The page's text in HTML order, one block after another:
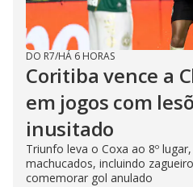
DO R7/HÁ 6 HORAS
Coritiba vence a
em jogos com
inusitado
Triunfo leva o Coxa ao 8º
machucados, incluindo
comemorar gol anulado